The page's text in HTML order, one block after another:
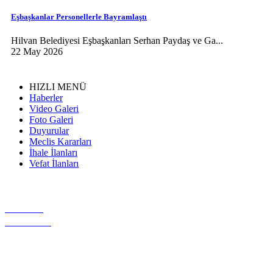
Eşbaşkanlar Personellerle Bayramlaştı
Hilvan Belediyesi Eşbaşkanları Serhan Paydaş ve Ga...
22 May 2026
HIZLI MENÜ
Haberler
Video Galeri
Foto Galeri
Duyurular
Meclis Kararları
İhale İlanları
Vefat İlanları